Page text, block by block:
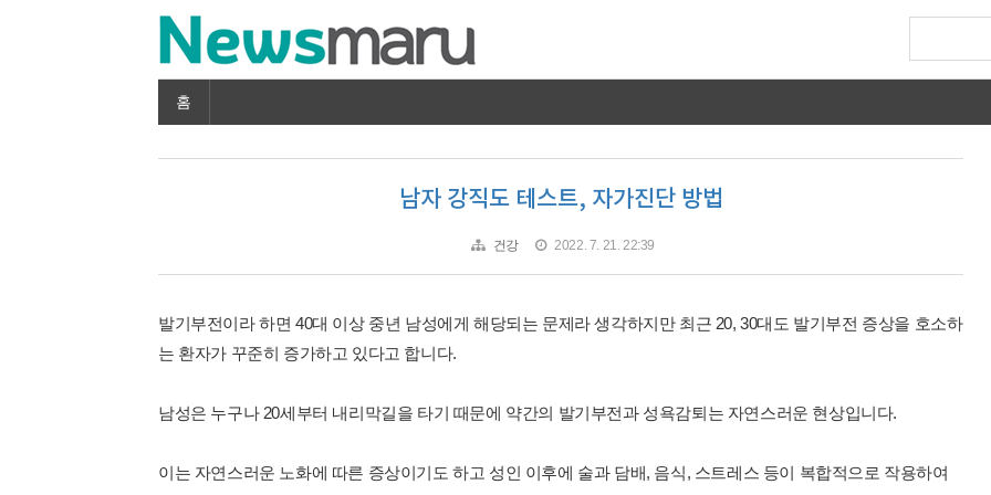
홈
남자 강직도 테스트, 자가진단 방법
건강 2022. 7. 21. 22:39
발기부전이라 하면 40대 이상 중년 남성에게 해당되는 문제라 생각하지만 최근 20, 30대도 발기부전 증상을 호소하
는 환자가 꾸준히 증가하고 있다고 합니다.
남성은 누구나 20세부터 내리막길을 타기 때문에 약간의 발기부전과 성욕감퇴는 자연스러운 현상입니다.
이는 자연스러운 노화에 따른 증상이기도 하고 성인 이후에 술과 담배, 음식, 스트레스 등이 복합적으로 작용하여